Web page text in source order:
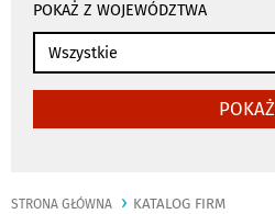
POKAŻ Z WOJEWÓDZTWA
POKAŻ
STRONA GŁÓWNA KATALOG FIRM